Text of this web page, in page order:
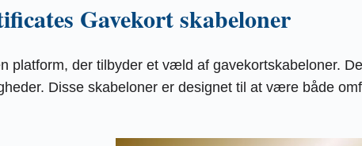
Gavekort skabeloner
platform, der tilbyder et væld af gavekortskabeloner.
Disse skabeloner er designet til at være både